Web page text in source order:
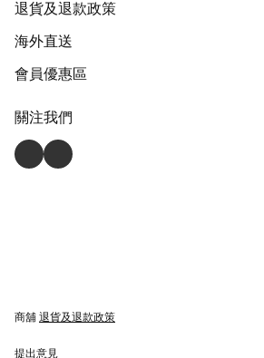
退貨及退款政策
海外直送
會員優惠區
關注我們
商舖 退貨及退款政策
提出意見